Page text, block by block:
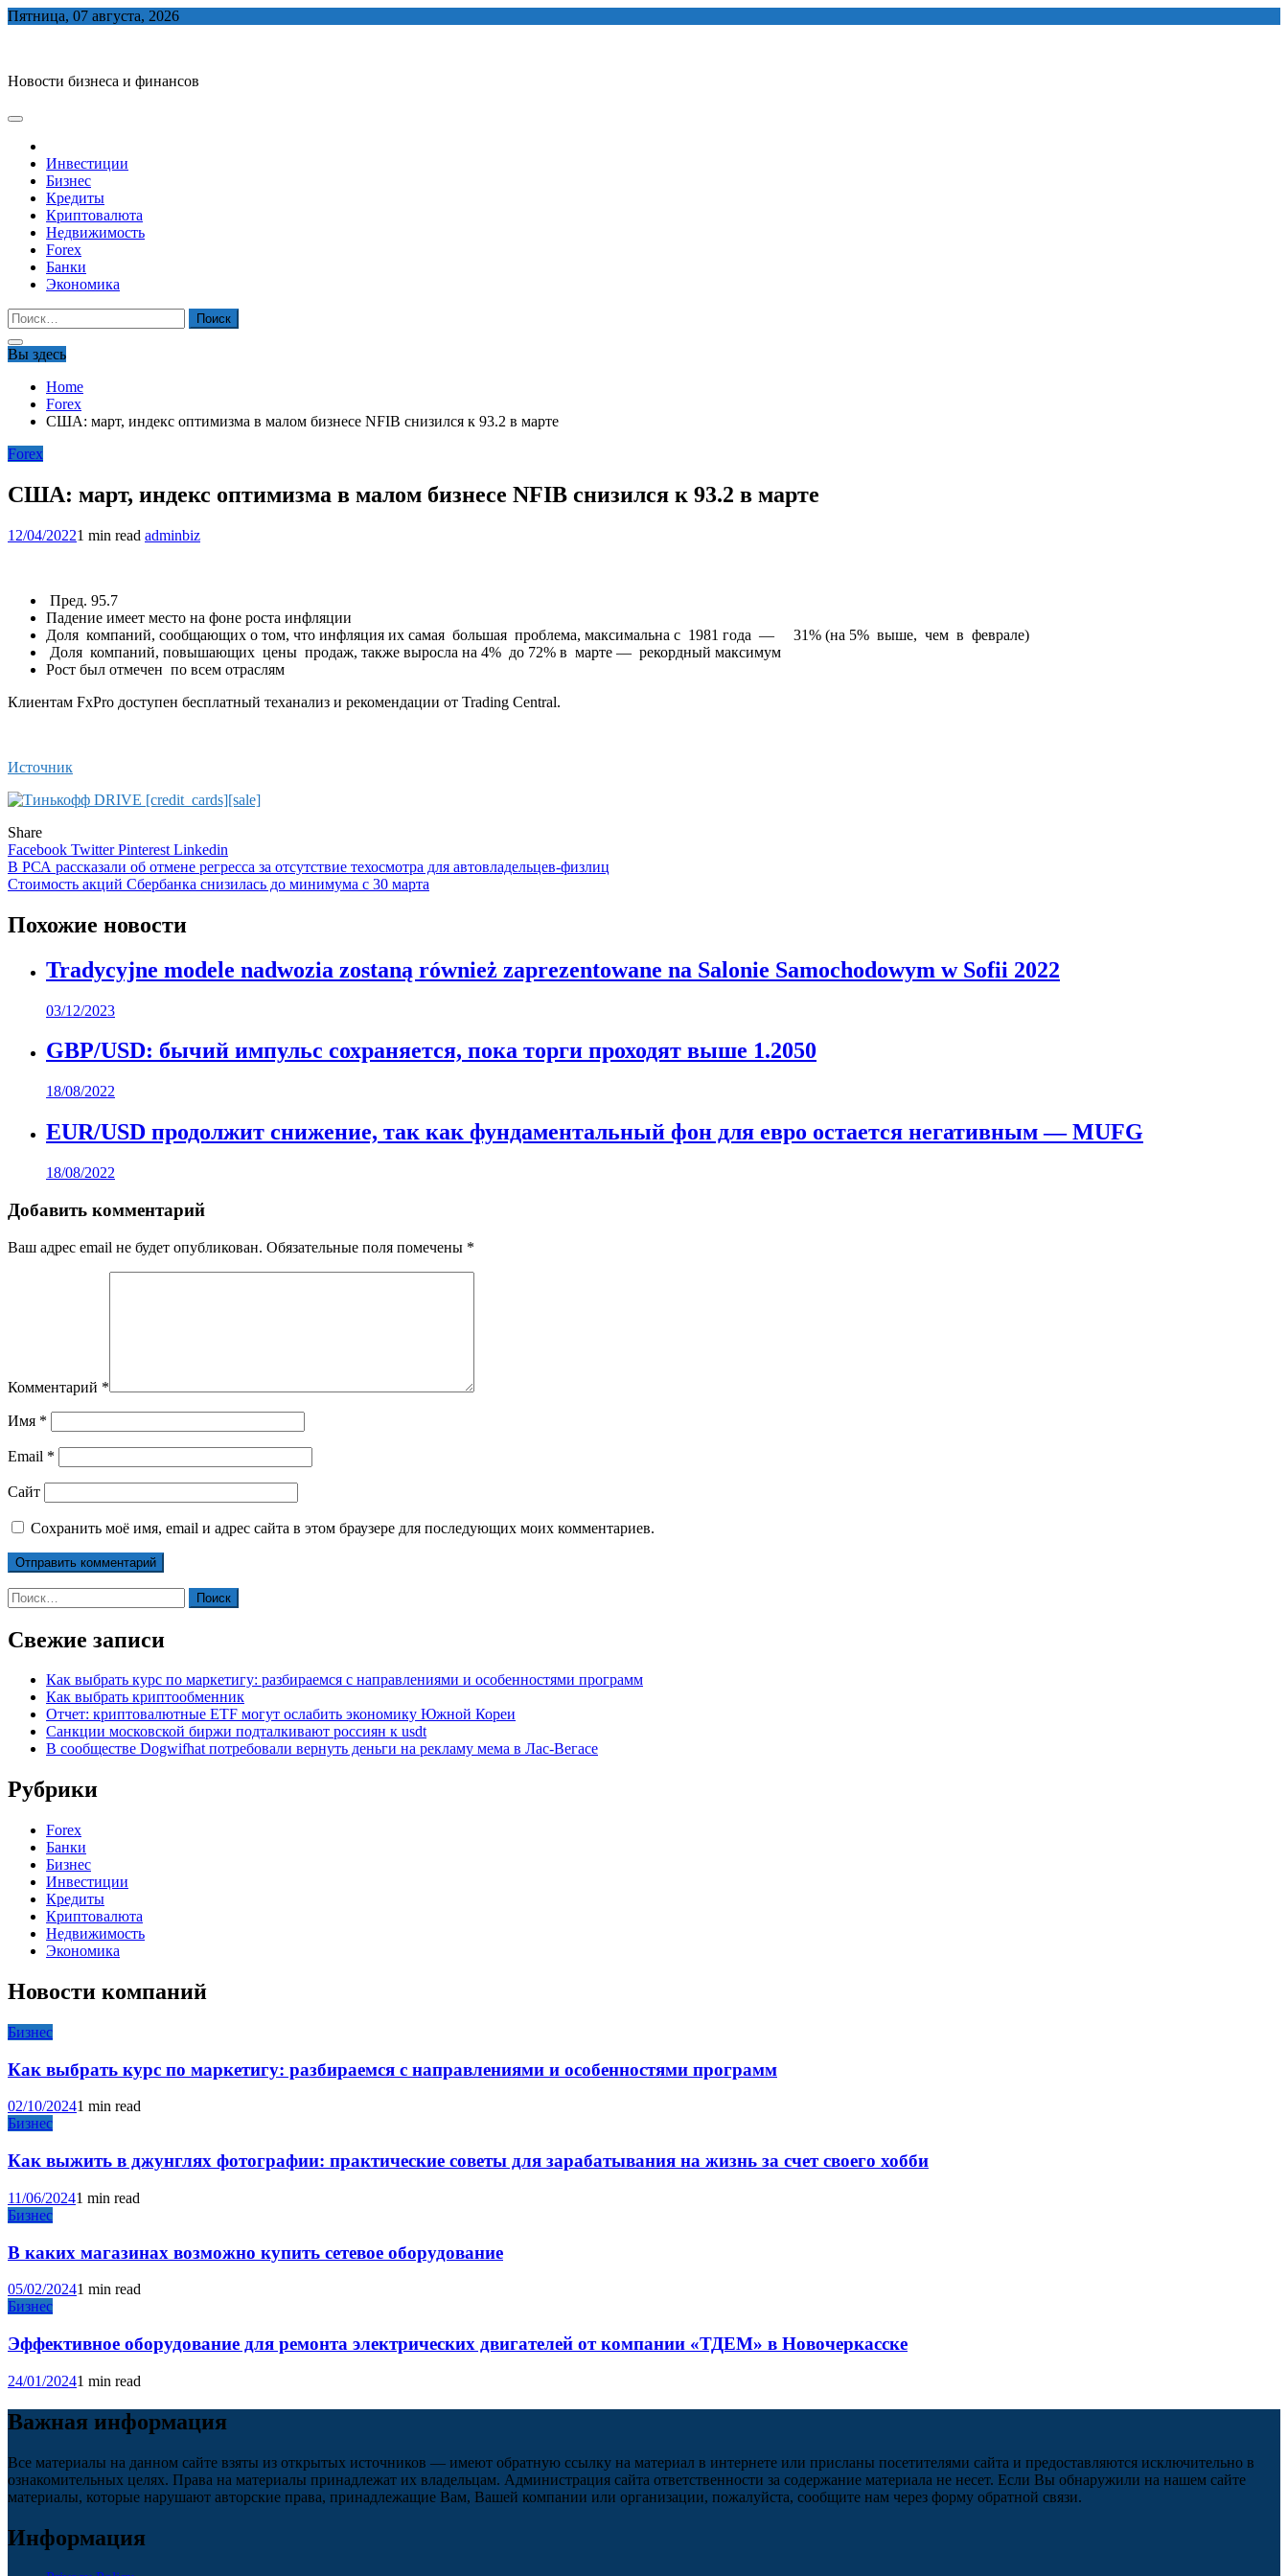
Skip
Пятница, 07 августа, 2026
Новости бизнеса и финансов
Инвестиции
Бизнес
Кредиты
Криптовалюта
Недвижимость
Forex
Банки
Экономика
Найти:
Вы здесь
Home
Forex
США: март, индекс оптимизма в малом бизнесе NFIB снизился к 93.2 в марте
Forex
США: март, индекс оптимизма в малом бизнесе NFIB снизился к 93.2 в марте
12/04/20221 min read adminbiz
Пред. 95.7
Падение имеет место на фоне роста инфляции
Доля компаний, сообщающих о том, что инфляция их самая большая проблема, максимальна с 1981 года — 31% (на 5% выше, чем в феврале)
Доля компаний, повышающих цены продаж, также выросла на 4% до 72% в марте — рекордный максимум
Рост был отмечен по всем отраслям
Клиентам FxPro доступен бесплатный теханализ и рекомендации от Trading Central.
Источник
Share
Facebook TwitterPinterest Linkedin
Навигация
по
записям
В РСА рассказали об отмене регресса за отсутствие техосмотра для автовладельцев-физлиц
Стоимость акций Сбербанка снизилась до минимума с 30 марта
Похожие новости
Tradycyjne modele nadwozia zostaną również zaprezentowane na Salonie Samochodowym w Sofii 2022
03/12/2023
GBP/USD: бычий импульс сохраняется, пока торги проходят выше 1.2050
18/08/2022
EUR/USD продолжит снижение, так как фундаментальный фон для евро остается негативным — MUFG
18/08/2022
Добавить комментарий
Ваш адрес email не будет опубликован. Обязательные поля помечены *
Комментарий *
Имя *
Email *
Сайт
Сохранить моё имя, email и адрес сайта в этом браузере для последующих моих комментариев.
Найти:
Свежие записи
Как выбрать курс по маркетигу: разбираемся с направлениями и особенностями программ
Как выбрать криптообменник
Отчет: криптовалютные ETF могут ослабить экономику Южной Кореи
Санкции московской биржи подталкивают россиян к usdt
В сообществе Dogwifhat потребовали вернуть деньги на рекламу мема в Лас-Вегасе
Рубрики
Forex
Банки
Бизнес
Инвестиции
Кредиты
Криптовалюта
Недвижимость
Экономика
Новости компаний
Бизнес
Как выбрать курс по маркетигу: разбираемся с направлениями и особенностями программ
02/10/20241 min read
Бизнес
Как выжить в джунглях фотографии: практические советы для зарабатывания на жизнь за счет своего хобби
11/06/20241 min read
Бизнес
В каких магазинах возможно купить сетевое оборудование
05/02/20241 min read
Бизнес
Эффективное оборудование для ремонта электрических двигателей от компании «ТДЕМ» в Новочеркасске
24/01/20241 min read
Важная информация
Все материалы на данном сайте взяты из открытых источников — имеют обратную ссылку на материал в интернете или присланы посетителями сайта и предоставляются исключительно в
ознакомительных целях. Права на материалы принадлежат их владельцам. Администрация сайта ответственности за содержание материала не несет. Если Вы обнаружили на нашем сайте
материалы, которые нарушают авторские права, принадлежащие Вам, Вашей компании или организации, пожалуйста, сообщите нам через форму обратной связи.
Информация